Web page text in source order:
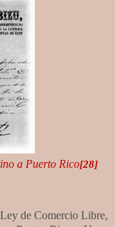
a Puerto Rico[28]
de Comercio Libre,